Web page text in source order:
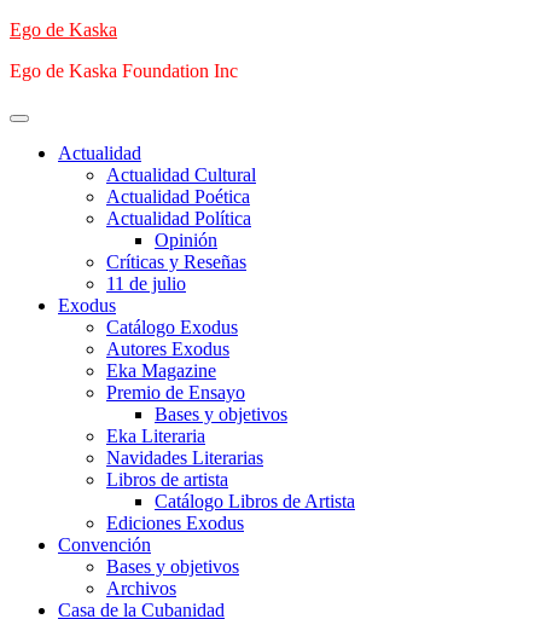
Saltar
contenido
Ego de Kaska
Ego de Kaska Foundation Inc
Menú
principalActualidad
Actualidad Cultural
Actualidad Poética
Actualidad Política
Opinión
Críticas y Reseñas
11 de julio
Exodus
Catálogo Exodus
Autores Exodus
Eka Magazine
Premio de Ensayo
Bases y objetivos
Eka Literaria
Navidades Literarias
Libros de artista
Catálogo Libros de Artista
Ediciones Exodus
Convención
Bases y objetivos
Archivos
Casa de la Cubanidad